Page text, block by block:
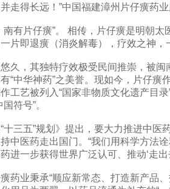
走得长远！”中国福建漳州片仔癀药
片仔癀”。 相传，片仔癀是明朝太
片即退癀（消炎解毒），疗效之神，
，其独特疗效极受民间推崇，被闽
“中华神药”之美誉。现如今，片仔
工艺被列入“国家非物质文化遗产目
符号”。
五”规划》提出，要大力推进中医药
中医药走出国门。“我们用科学方法
进一步获得世界广泛认可、推动‘走出
业秉承“顺应新常态、打造新产品、